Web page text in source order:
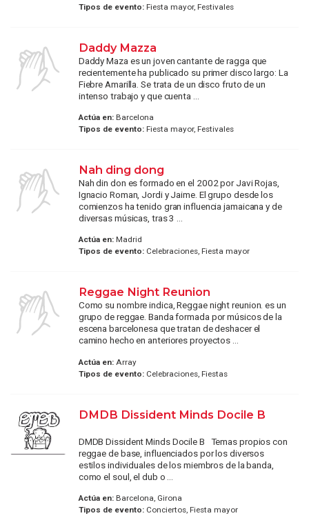
Tipos de evento:Fiesta mayor, Festivales
Daddy Mazza
Daddy Maza es un joven cantante de ragga que
recientemente ha publicado su primer disco largo: La
Fiebre Amarilla. Se trata de un disco fruto de un
intenso trabajo y que cuenta ...
Actúa en:Barcelona
Tipos de evento:Fiesta mayor, Festivales
Nah ding dong
Nah din don es formado en el 2002 por Javi Rojas,
Ignacio Roman, Jordi y Jaime. El grupo desde los
comienzos ha tenido gran influencia jamaicana y de
diversas músicas, tras 3 ...
Actúa en:Madrid
Tipos de evento:Celebraciones, Fiesta mayor
Reggae Night Reunion
Como su nombre indica, Reggae night reunion. es un
grupo de reggae. Banda formada por músicos de la
escena barcelonesa que tratan de deshacer el
camino hecho en anteriores proyectos ...
Actúa en:Array
Tipos de evento:Celebraciones, Fiestas
DMDB Dissident Minds Docile B
DMDB Dissident Minds Docile B Temas propios con
reggae de base, influenciados por los diversos
estilos individuales de los miembros de la banda,
como el soul, el dub o ...
Actúa en:Barcelona, Girona
Tipos de evento:Conciertos, Fiesta mayor